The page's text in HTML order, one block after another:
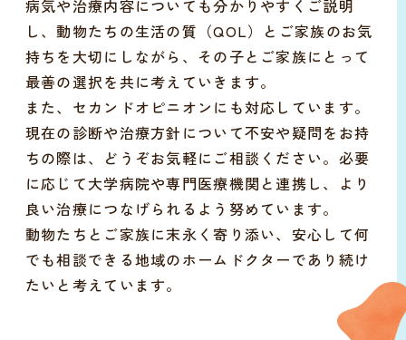
病気や治療内容についても分かりやすくご説明
し、動物たちの生活の質（QOL）とご家族のお気
持ちを大切にしながら、その子とご家族にとって
最善の選択を共に考えていきます。
また、セカンドオピニオンにも対応しています。
現在の診断や治療方針について不安や疑問をお持
ちの際は、どうぞお気軽にご相談ください。必要
に応じて大学病院や専門医療機関と連携し、より
良い治療につなげられるよう努めています。
動物たちとご家族に末永く寄り添い、安心して何
でも相談できる地域のホームドクターであり続け
たいと考えています。